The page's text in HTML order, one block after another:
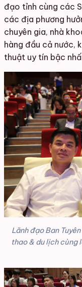
đạo tỉnh cùng các
các địa phương
chuyên gia, nhà
hàng đầu cả nước,
thuật uy tín bậc
Lãnh đạo Ban
thao & du lịch cùng